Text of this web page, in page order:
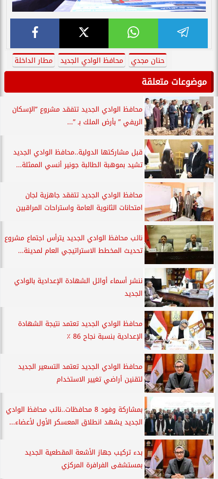
حنان مجدي محافظ الوادي الجديد مطار الداخلة
موضوعات متعلقة
محافظ الوادي الجديد تتفقد مشروع ”الإسكان
الريفي ” بأرض الملك بـ ”...
قبل مشاركتها الدولية..محافظ الوادي الجديد
تشيد بموهبة الطالبة جونير أنسي الممثلة...
محافظ الوادي الجديد تتفقد جاهزية لجان
امتحانات الثانوية العامة واستراحات المراقبين
نائب محافظ الوادي الجديد يترأس اجتماع مشروع
تحديث المخطط الاستراتيجي العام لمدينة...
ننشر أسماء أوائل الشهادة الإعدادية بالوادي
الجديد
محافظ الوادي الجديد تعتمد نتيجة الشهادة
الإعدادية بنسبة نجاح 86 ٪
محافظ الوادي الجديد تعتمد التسعير الجديد
لتقنين أراضي تغيير الاستخدام
بمشاركة وفود 8 محافظات..نائب محافظ الوادي
الجديد يشهد انطلاق المعسكر الأول لأعضاء...
بدء تركيب جهاز الأشعة المقطعية الجديد
بمستشفى الفرافرة المركزي